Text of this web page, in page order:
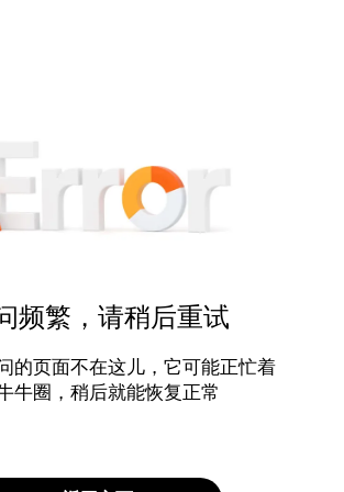
频繁，请稍后重试
的页面不在这儿，它可能正忙着
牛圈，稍后就能恢复正常